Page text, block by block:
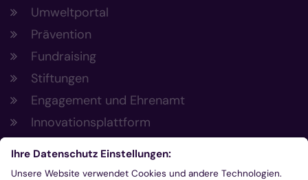
Umweltportal
Prävention
Fundraising
Stiftungen
Engagement und Ehrenamt
Innovationsplattform
Aus der Plattform